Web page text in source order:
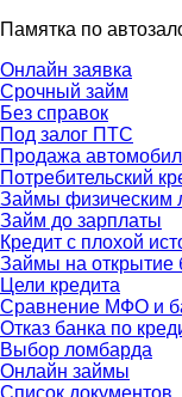
Памятка по
Онлайн заявка
Срочный займ
Без справок
Под залог ПТС
Продажа
Потребительский
Займы физическим
Займ до зарплаты
Кредит с плохой
Займы на открытие
Цели кредита
Сравнение МФО и
Отказ банка по
Выбор ломбарда
Онлайн займы
Список документов